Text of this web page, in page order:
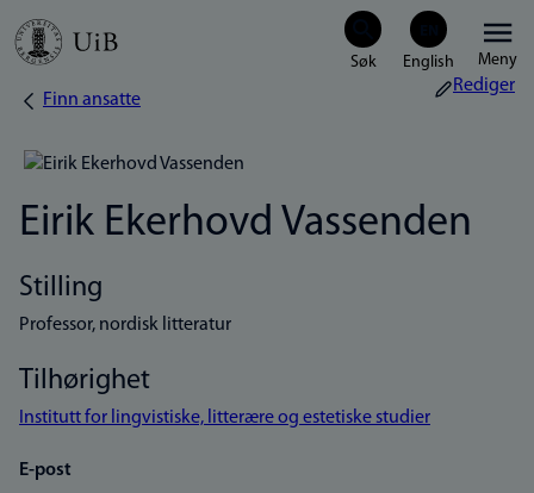
Hopp
Meny
Navigasjonssti
Finn ansatte
Rediger
Eirik Ekerhovd Vassenden
Stilling
Professor, nordisk litteratur
Tilhørighet
Institutt for lingvistiske, litterære og estetiske studier
E-post